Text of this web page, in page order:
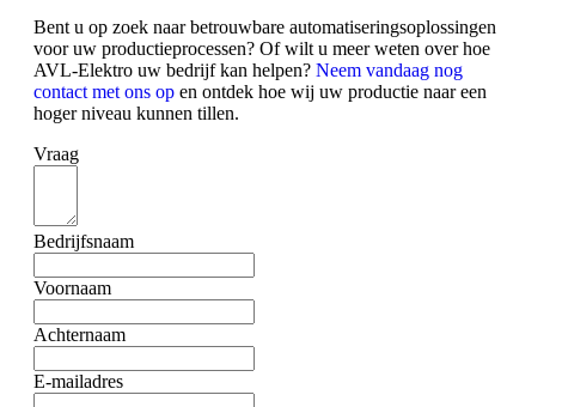
Bent u op zoek naar betrouwbare automatiseringsoplossingen
voor uw productieprocessen? Of wilt u meer weten over hoe
AVL-Elektro uw bedrijf kan helpen? Neem vandaag nog
contact met ons op en ontdek hoe wij uw productie naar een
hoger niveau kunnen tillen.
Vraag
Bedrijfsnaam
Voornaam
Achternaam
E-mailadres